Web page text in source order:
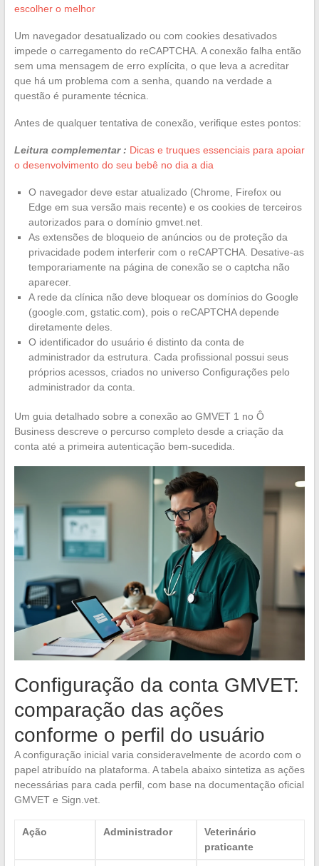
escolher o melhor
Um navegador desatualizado ou com cookies desativados
impede o carregamento do reCAPTCHA. A conexão falha então
sem uma mensagem de erro explícita, o que leva a acreditar
que há um problema com a senha, quando na verdade a
questão é puramente técnica.
Antes de qualquer tentativa de conexão, verifique estes pontos:
Leitura complementar : Dicas e truques essenciais para apoiar
o desenvolvimento do seu bebê no dia a dia
O navegador deve estar atualizado (Chrome, Firefox ou
Edge em sua versão mais recente) e os cookies de terceiros
autorizados para o domínio gmvet.net.
As extensões de bloqueio de anúncios ou de proteção da
privacidade podem interferir com o reCAPTCHA. Desative-as
temporariamente na página de conexão se o captcha não
aparecer.
A rede da clínica não deve bloquear os domínios do Google
(google.com, gstatic.com), pois o reCAPTCHA depende
diretamente deles.
O identificador do usuário é distinto da conta de
administrador da estrutura. Cada profissional possui seus
próprios acessos, criados no universo Configurações pelo
administrador da conta.
Um guia detalhado sobre a conexão ao GMVET 1 no Ô
Business descreve o percurso completo desde a criação da
conta até a primeira autenticação bem-sucedida.
Configuração da conta GMVET:
comparação das ações
conforme o perfil do usuário
A configuração inicial varia consideravelmente de acordo com o
papel atribuído na plataforma. A tabela abaixo sintetiza as ações
necessárias para cada perfil, com base na documentação oficial
GMVET e Sign.vet.
Ação Administrador
Veterinário
praticante